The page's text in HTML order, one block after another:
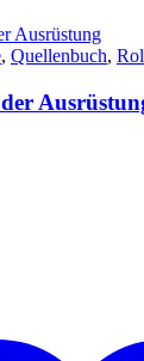
, Quellenbuch,